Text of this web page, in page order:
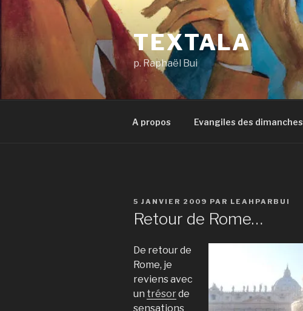
contenu
TEXTALA
p. Raphaël Bui
A propos Evangiles des dimanches
PUBLIÉ
5 JANVIER 2009 PAR LEAHPARBUI
Retour de Rome…
De retour de
Rome, je
reviens avec
un trésorde
sensations